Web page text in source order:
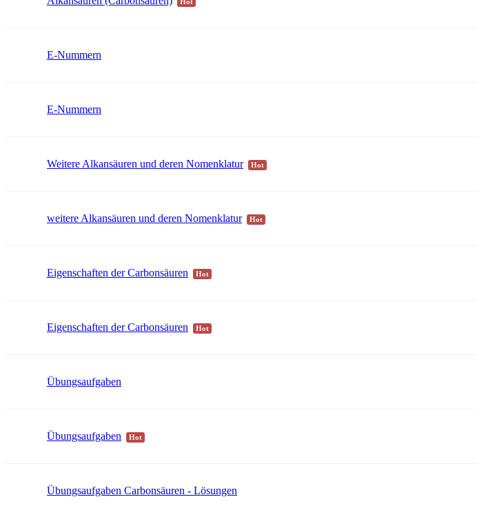
E-Nummern
E-Nummern
Weitere Alkansäuren und deren Nomenklatur Hot
weitere Alkansäuren und deren Nomenklatur Hot
Eigenschaften der Carbonsäuren Hot
Eigenschaften der Carbonsäuren Hot
Übungsaufgaben
Übungsaufgaben Hot
Übungsaufgaben Carbonsäuren - Lösungen